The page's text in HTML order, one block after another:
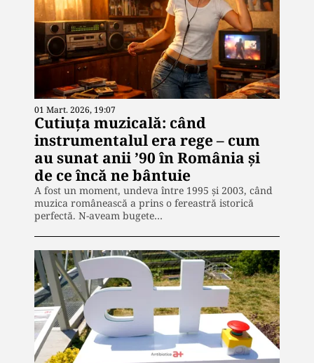
01 Mart. 2026, 19:07
Cutiuța muzicală: când
instrumentalul era rege – cum
au sunat anii ’90 în România și
de ce încă ne bântuie
A fost un moment, undeva între 1995 și 2003, când
muzica românească a prins o fereastră istorică
perfectă. N-aveam bugete…